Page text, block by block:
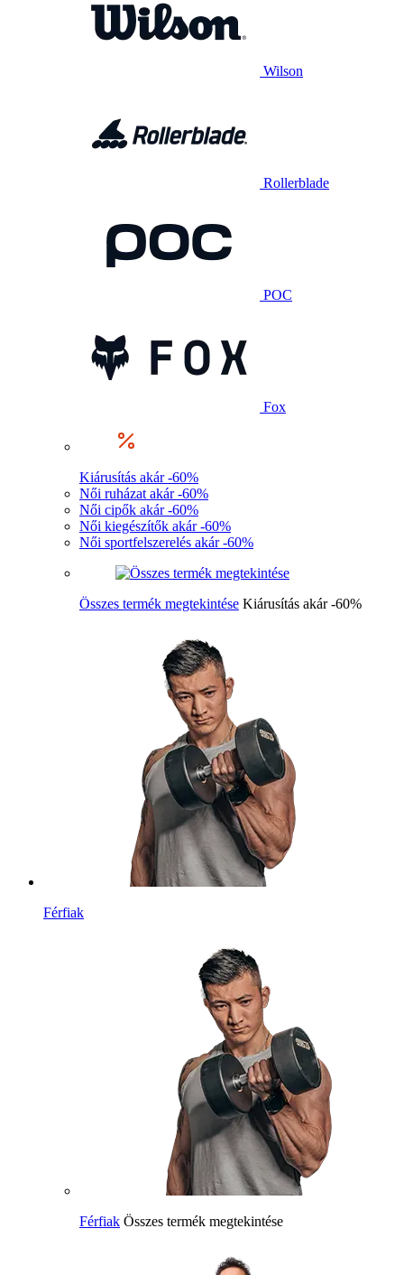
Wilson
Rollerblade
POC
Fox
Kiárusítás akár -60%
Női ruházat akár -60%
Női cipők akár -60%
Női kiegészítők akár -60%
Női sportfelszerelés akár -60%
Összes termék megtekintése Kiárusítás akár -60%
Férfiak
Férfiak Összes termék megtekintése